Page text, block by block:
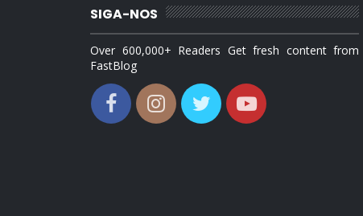
SIGA-NOS
Over 600,000+ Readers Get fresh content from
FastBlog